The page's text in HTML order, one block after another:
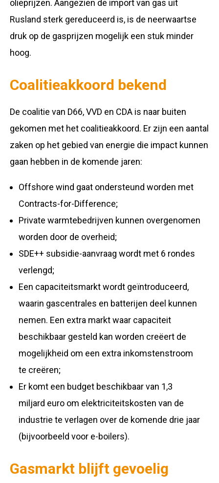
olieprijzen. Aangezien de import van gas uit
Rusland sterk gereduceerd is, is de neerwaartse
druk op de gasprijzen mogelijk een stuk minder
hoog.
Coalitieakkoord bekend
De coalitie van D66, VVD en CDA is naar buiten
gekomen met het coalitieakkoord. Er zijn een aantal
zaken op het gebied van energie die impact kunnen
gaan hebben in de komende jaren:
Offshore wind gaat ondersteund worden met
Contracts-for-Difference;
Private warmtebedrijven kunnen overgenomen
worden door de overheid;
SDE++ subsidie-aanvraag wordt met 6 rondes
verlengd;
Een capaciteitsmarkt wordt geïntroduceerd,
waarin gascentrales en batterijen deel kunnen
nemen. Een extra markt waar capaciteit
beschikbaar gesteld kan worden creëert de
mogelijkheid om een extra inkomstenstroom
te creëren;
Er komt een budget beschikbaar van 1,3
miljard euro om elektriciteitskosten van de
industrie te verlagen over de komende drie jaar
(bijvoorbeeld voor e-boilers).
Gasmarkt blijft gevoelig